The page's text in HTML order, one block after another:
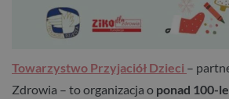
Towarzystwo Przyjaciół Dzieci –
Zdrowia – to organizacja o ponad 100-